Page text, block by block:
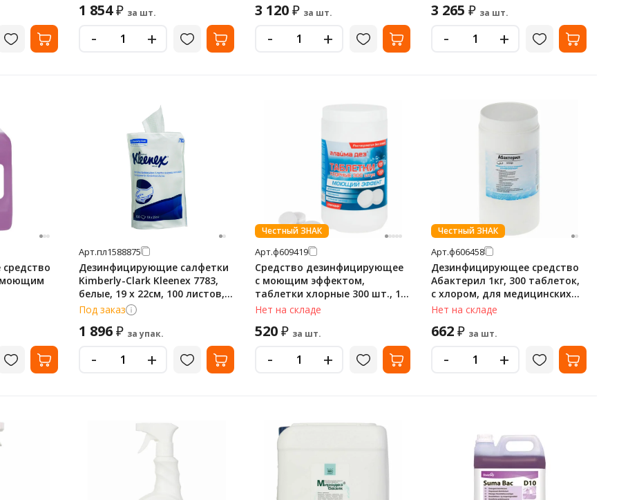
1 854₽ за шт.
- +
3 120₽ за шт.
- +
3 265 ₽ за шт.
- +
моющим
Арт.пл1588875
Дезинфицирующие салфетки
Kimberly-Clark Kleenex 7783,
белые, 19 х 22см, 100 листов,
сменный блок
Под заказ
1 896₽ за упак.
- +
Честный ЗНАК
Арт.ф609419
Средство дезинфицирующее
с моющим эффектом,
таблетки хлорные 300 шт., 1
кг, банка, ЛАЙМАДЕЗ, 609419
Нет на складе
520₽ за шт.
- +
Честный ЗНАК
Арт.ф606458
Дезинфицирующее средство
Абактерил 1кг, 300 таблеток,
с хлором, для медицинских
учреждений
Нет на складе
662₽ за шт.
- +